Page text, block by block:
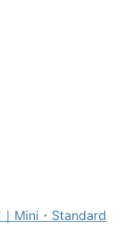
｜Mini・Standard